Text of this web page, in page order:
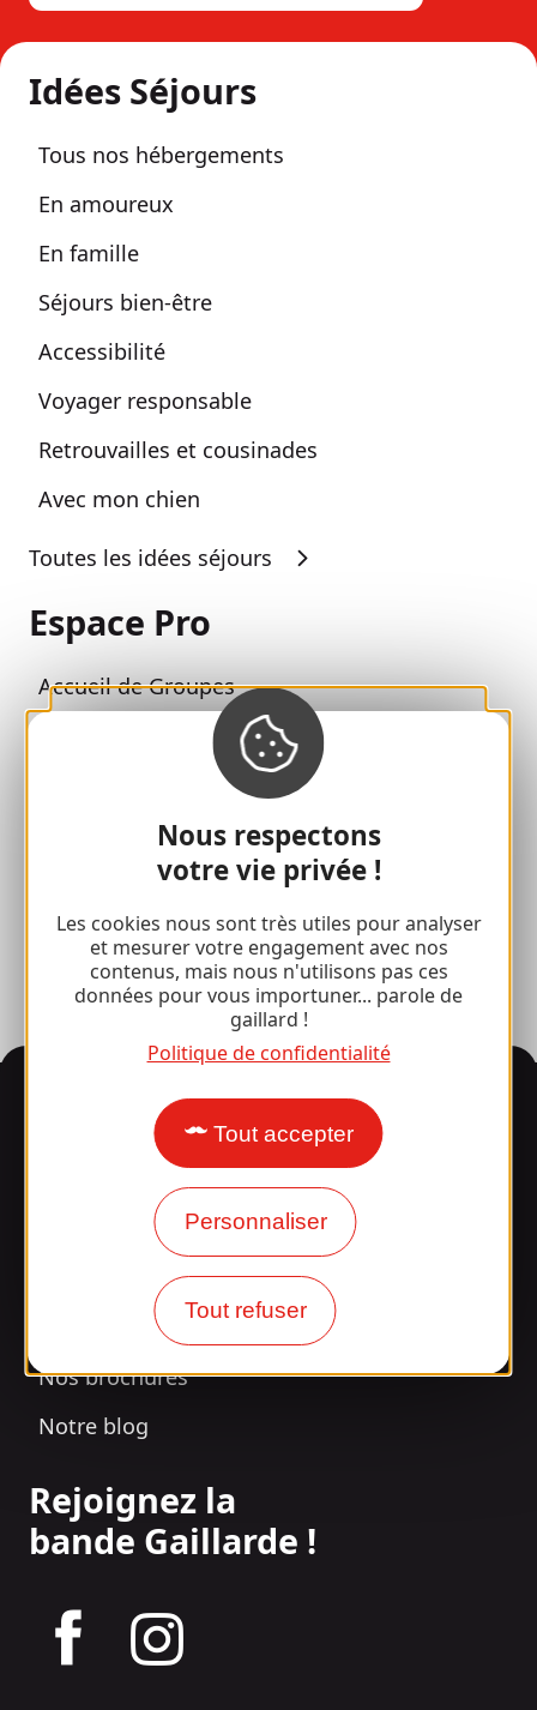
Nous respectons
votre vie privée !
Les cookies nous sont très utiles pour analyser
et mesurer votre engagement avec nos
contenus, mais nous n'utilisons pas ces
données pour vous importuner... parole de
gaillard !
Politique de confidentialité
Tout accepter
Personnaliser
Tout refuser
Idées Séjours
Tous nos hébergements
En amoureux
En famille
Séjours bien-être
Accessibilité
Voyager responsable
Retrouvailles et cousinades
Avec mon chien
Toutes les idées séjours
Espace Pro
Accueil de Groupes
Club 100 % Gaillard
Brive 100 % Evénement
Photothèque
Espace presse
Informations
Surpris par notre design ?
Nos horaires d'ouverture
Accès et transports
Nos brochures
Notre blog
Rejoignez la
bande Gaillarde !